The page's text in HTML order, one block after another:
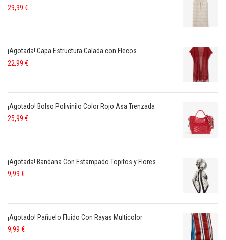
29,99 €
¡Agotada! Capa Estructura Calada con Flecos
22,99 €
¡Agotado! Bolso Polivinilo Color Rojo Asa Trenzada
25,99 €
¡Agotada! Bandana Con Estampado Topitos y Flores
9,99 €
¡Agotado! Pañuelo Fluido Con Rayas Multicolor
9,99 €